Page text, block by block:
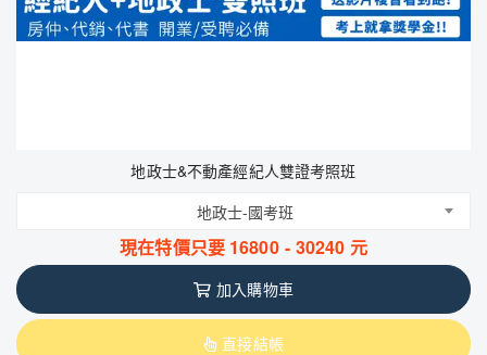
地政士&不動產經紀人雙證考照班
地政士-國考班
現在特價只要 16800 - 30240 元
加入購物車
直接結帳